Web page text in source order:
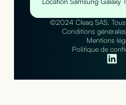
©2024 Cleaq SAS.
Conditions
Mentions
Politique de